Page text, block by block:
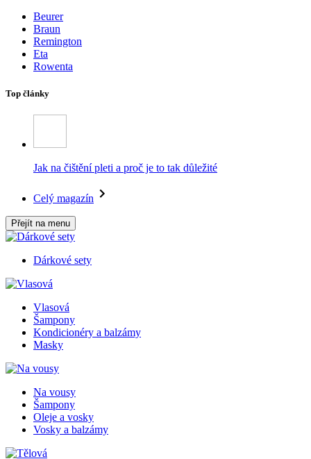
Beurer
Braun
Remington
Eta
Rowenta
Top články
Jak na čištění pleti a proč je to tak důležité
Celý magazín
Přejít na menu
Dárkové sety
Vlasová
Šampony
Kondicionéry a balzámy
Masky
Na vousy
Šampony
Oleje a vosky
Vosky a balzámy